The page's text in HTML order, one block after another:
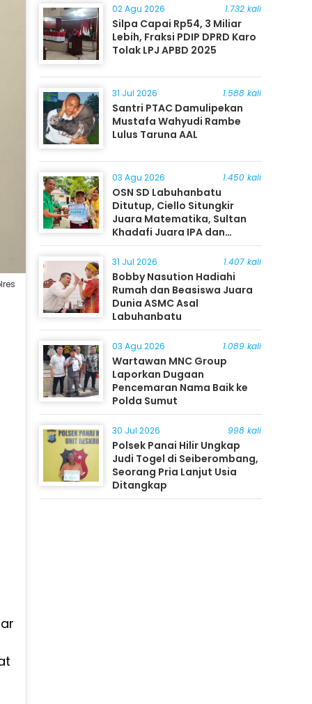
02 Agu 2026 1.732 kali
Silpa Capai Rp54, 3 Miliar
Lebih, Fraksi PDIP DPRD Karo
Tolak LPJ APBD 2025
31 Jul 2026 1.588 kali
Santri PTAC Damulipekan
Mustafa Wahyudi Rambe
Lulus Taruna AAL
03 Agu 2026 1.450 kali
OSN SD Labuhanbatu
Ditutup, Ciello Situngkir
Juara Matematika, Sultan
Khadafi Juara IPA dan
Timothy Rangkuti Juara IPS
31 Jul 2026 1.407 kali
Bobby Nasution Hadiahi
Rumah dan Beasiswa Juara
Dunia ASMC Asal
Labuhanbatu
03 Agu 2026 1.089 kali
Wartawan MNC Group
Laporkan Dugaan
Pencemaran Nama Baik ke
Polda Sumut
30 Jul 2026 998 kali
Polsek Panai Hilir Ungkap
Judi Togel di Seiberombang,
Seorang Pria Lanjut Usia
Ditangkap